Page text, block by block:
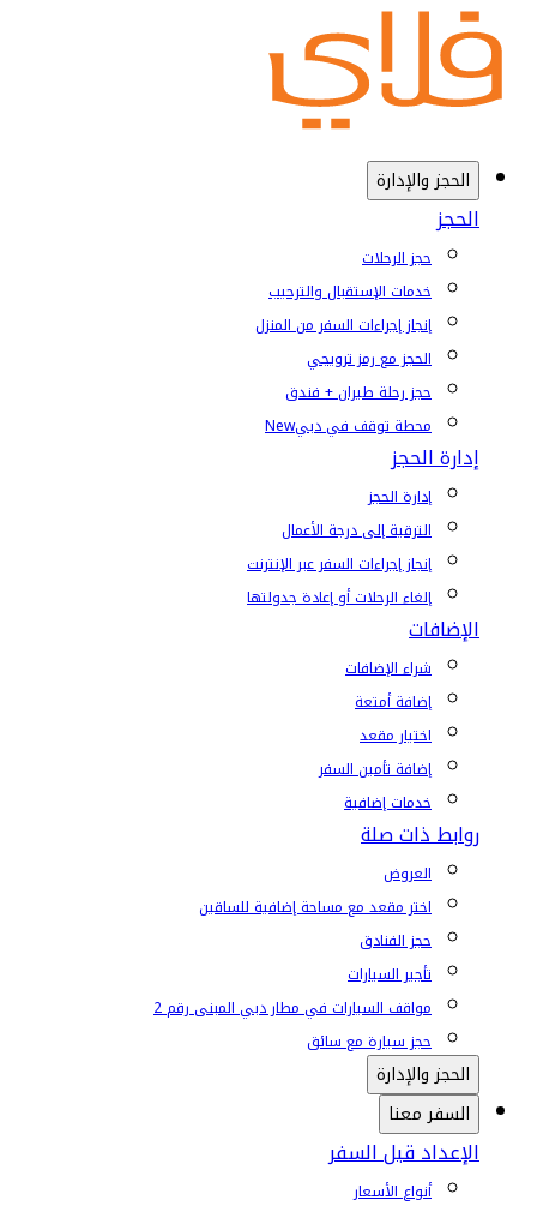
الحجز والإدارة
الحجز
حجز الرحلات
خدمات الإستقبال والترحيب
إنجاز إجراءات السفر من المنزل
الحجز مع رمز ترويجي
حجز رحلة طيران + فندق
محطة توقف في دبيNew
إدارة الحجز
إدارة الحجز
الترقية إلى درجة الأعمال
إنجاز إجراءات السفر عبر الإنترنت
إلغاء الرحلات أو إعادة جدولتها
الإضافات
شراء الإضافات
إضافة أمتعة
اختيار مقعد
إضافة تأمين السفر
خدمات إضافية
روابط ذات صلة
العروض
اختر مقعد مع مساحة إضافية للساقين
حجز الفنادق
تأجير السيارات
مواقف السيارات في مطار دبي المبنى رقم 2
حجز سيارة مع سائق
الحجز والإدارة
السفر معنا
الإعداد قبل السفر
أنواع الأسعار